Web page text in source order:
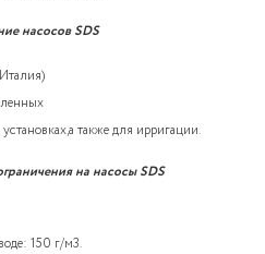
насосов SDS
также для ирригации.
на насосы SDS
150 г/м3.